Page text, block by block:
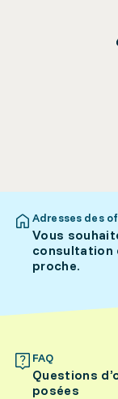
Adresses des
Vous
consultation
proche.
FAQ
Questions
posées